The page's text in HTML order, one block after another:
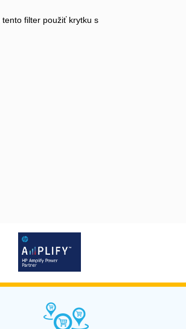
tento filter použiť krytku s